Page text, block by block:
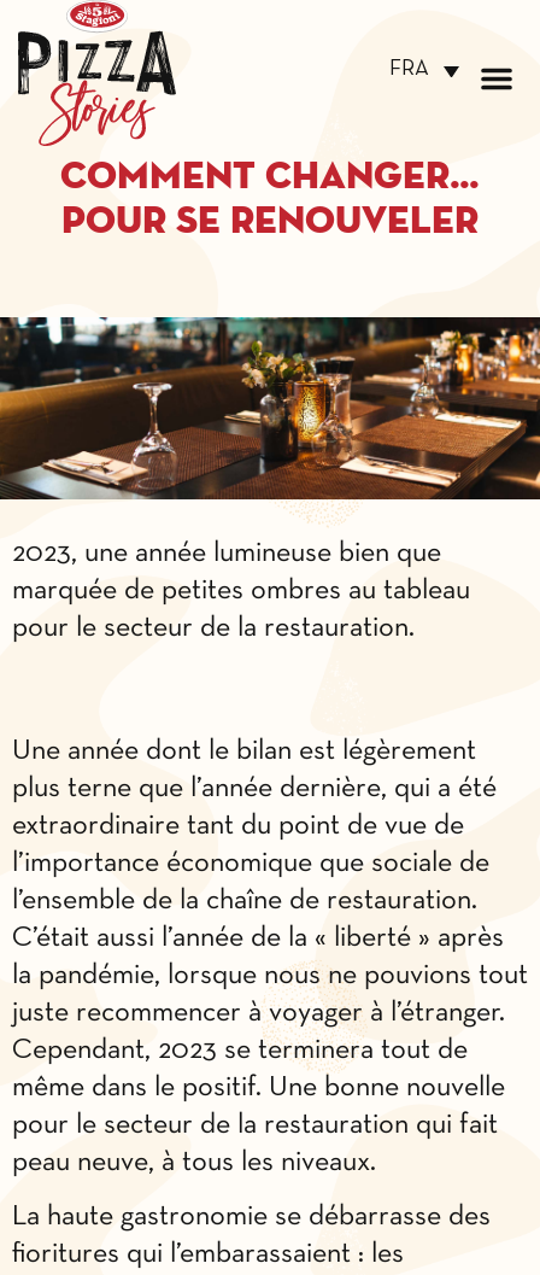
FRA
Comment changer…
Pour se renouveler
2023, une année lumineuse bien que
marquée de petites ombres au tableau
pour le secteur de la restauration.
Une année dont le bilan est légèrement
plus terne que l’année dernière, qui a été
extraordinaire tant du point de vue de
l’importance économique que sociale de
l’ensemble de la chaîne de restauration.
C’était aussi l’année de la « liberté » après
la pandémie, lorsque nous ne pouvions tout
juste recommencer à voyager à l’étranger.
Cependant, 2023 se terminera tout de
même dans le positif. Une bonne nouvelle
pour le secteur de la restauration qui fait
peau neuve, à tous les niveaux.
La haute gastronomie se débarrasse des
fioritures qui l’embarassaient : les